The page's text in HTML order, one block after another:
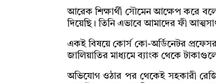
আরেক শিক্ষার্থী সৌমেন আক্ষেপ করে
দিয়েছি। তিনি এভাবে আমাদের ফী
একই বিষয়ে কোর্স কো-অর্ডিনেটর
জালিয়াতির মাধ্যমে ব্যাংক থেকে
অভিযোগ ওঠার পর থেকেই সহকারী